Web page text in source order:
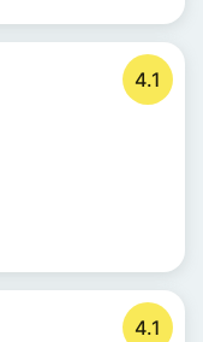
4.1
4.1